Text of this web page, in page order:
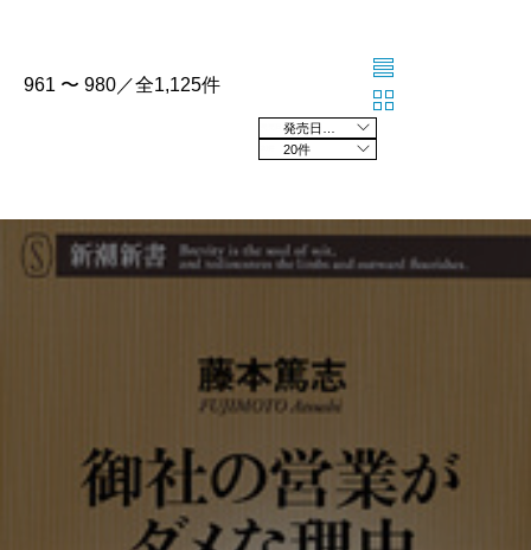
961 〜 980／全1,125件
20件